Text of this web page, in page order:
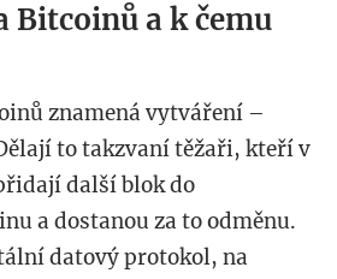
Bitcoinů a k čemu
znamená vytváření –
to takzvaní těžaři, kteří v
další blok do
a dostanou za to odměnu.
datový protokol, na